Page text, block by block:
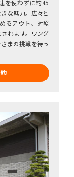
を使わずに約45
な魅力。広々と
るアウト、対照
れます。ワング
まの挑戦を待っ